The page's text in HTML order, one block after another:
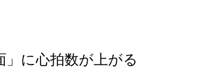
に心拍数が上がる